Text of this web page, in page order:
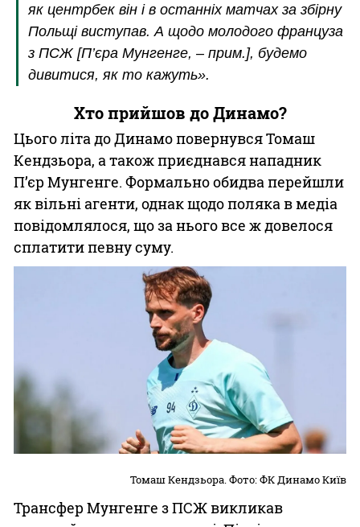
як центрбек він і в останніх матчах за збірну
Польщі виступав. А щодо молодого француза
з ПСЖ [П’єра Мунгенге, – прим.], будемо
дивитися, як то кажуть».
Хто прийшов до Динамо?
Цього літа до Динамо повернувся Томаш
Кендзьора, а також приєднався нападник
П’єр Мунгенге. Формально обидва перейшли
як вільні агенти, однак щодо поляка в медіа
повідомлялося, що за нього все ж довелося
сплатити певну суму.
Томаш Кендзьора. Фото: ФК Динамо Київ
Трансфер Мунгенге з ПСЖ викликав